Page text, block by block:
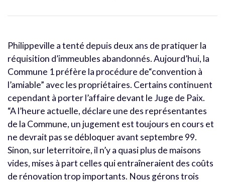
Philippeville a tenté depuis deux ans de pratiquer la
réquisition d’immeubles abandonnés. Aujourd’hui, la
Commune 1 préfère la procédure de“convention à
l’amiable” avec les propriétaires. Certains continuent
cependant à porter l’affaire devant le Juge de Paix.
“A l’heure actuelle, déclare une des représentantes
de la Commune, un jugement est toujours en cours et
ne devrait pas se débloquer avant septembre 99.
Sinon, sur leterritoire, il n’y a quasi plus de maisons
vides, mises à part celles qui entraîneraient des coûts
de rénovation trop importants. Nous gérons trois